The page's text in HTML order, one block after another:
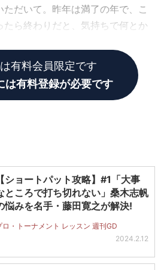
だいて。昨年は満了の年で、こ
ら終わりだと、気持ちで何とか
有料会員限定です
は有料登録が必要です
【ショートパット攻略】#1「大事
ところで打ち切れない」桑木志帆
悩みを名手・藤田寛之が解決!
ロ・トーナメント レッスン 週刊GD
2024.2.12